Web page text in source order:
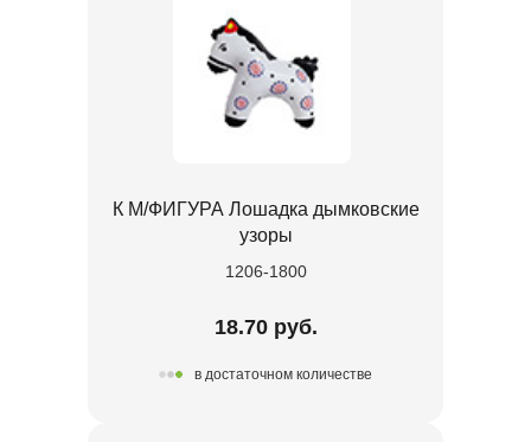
К М/ФИГУРА Лошадка дымковские
узоры
1206-1800
18.70 руб.
в достаточном количестве